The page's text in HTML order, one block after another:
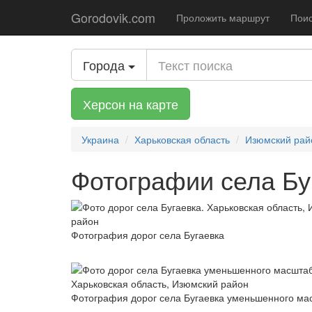
Gorodovik.com Проложить маршрут
Города
Херсон на карте
Украина Харьковская область Изюмский
Фотографии села
Фотография дорог села Бугаевка
Фотография дорог села Бугаевка уменьшенного